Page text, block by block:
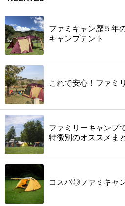
ファミキャン歴５年
キャンプテント
これで安心！ファミ
ファミリーキャンプ
特徴別のオススメま
コスパ◎ファミキャ